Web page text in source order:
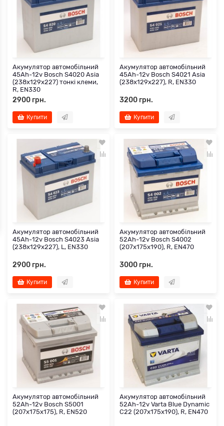
Акумулятор автомобільний
45Ah-12v Bosch S4020 Asia
(238х129х227) тонкі клеми,
R, EN330
2900 грн.
Купити
Акумулятор автомобільний
45Ah-12v Bosch S4021 Asia
(238х129х227), R, EN330
3200 грн.
Купити
Акумулятор автомобільний
45Ah-12v Bosch S4023 Asia
(238х129х227), L, EN330
2900 грн.
Купити
Акумулятор автомобільний
52Ah-12v Bosch S4002
(207х175х190), R, EN470
3000 грн.
Купити
Акумулятор автомобільний
52Ah-12v Bosch S5001
(207х175х175), R, EN520
Акумулятор автомобільний
52Ah-12v Varta Blue Dynamic
C22 (207х175х190), R, EN470